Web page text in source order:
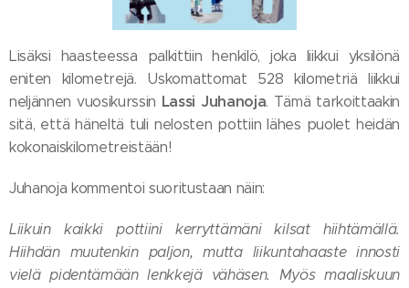
Lisäksi haasteessa palkittiin henkilö, joka liikkui yksilönä
eniten kilometrejä. Uskomattomat 528 kilometriä liikkui
neljännen vuosikurssin Lassi Juhanoja. Tämä tarkoittaakin
sitä, että häneltä tuli nelosten pottiin lähes puolet heidän
kokonaiskilometreistään!
Juhanoja kommentoi suoritustaan näin:
Liikuin kaikki pottiini kerryttämäni kilsat hiihtämällä.
Hiihdän muutenkin paljon, mutta liikuntahaaste innosti
vielä pidentämään lenkkejä vähäsen. Myös maaliskuun